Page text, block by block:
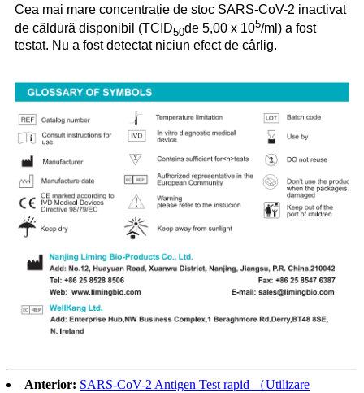
Cea mai mare concentrație de stoc SARS-CoV-2 inactivat
de căldură disponibil (TCID50de 5,00 x 105/ml) a fost
testat. Nu a fost detectat niciun efect de cârlig.
Anterior: SARS-CoV-2 Antigen Test rapid （Utilizare